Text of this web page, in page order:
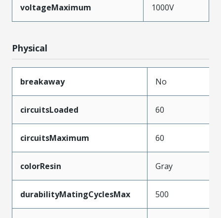
voltageMaximum 1000V
Physical
breakaway No
circuitsLoaded 60
circuitsMaximum 60
colorResin Gray
durabilityMatingCyclesMax 500